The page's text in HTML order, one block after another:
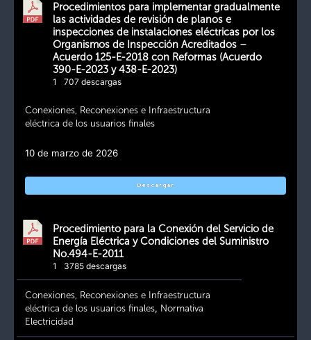
Procedimientos para implementar gradualmente
las actividades de revisión de planos e
inspecciones de instalaciones eléctricas por los
Organismos de Inspección Acreditados –
Acuerdo 125-E-2018 con Reformas (Acuerdo
390-E-2023 y 438-E-2023)
1 707 descargas
Conexiones, Reconexiones e Infraestructura
eléctrica de los usuarios finales
10 de marzo de 2026
Descargar
Procedimiento para la Conexión del Servicio de
Energía Eléctrica y Condiciones del Suministro
No.494-E-2011
1 3785 descargas
Conexiones, Reconexiones e Infraestructura
eléctrica de los usuarios finales, Normativa
Electricidad